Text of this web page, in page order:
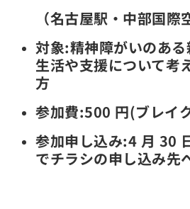
（名古屋駅・中部国際
対象:精神障がいのあ
生活や支援について考
方
参加費:500 円(ブレイ
参加申し込み:4 月 30
でチラシの申し込み先